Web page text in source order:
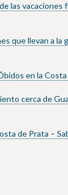
las vacaciones
que llevan a la
en la
cerca de
de Prata –